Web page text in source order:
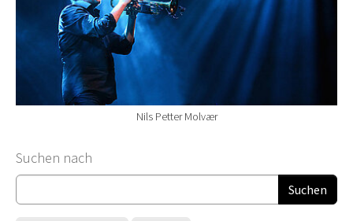
Nils Petter Molvær
Suchformular
Suchen nach